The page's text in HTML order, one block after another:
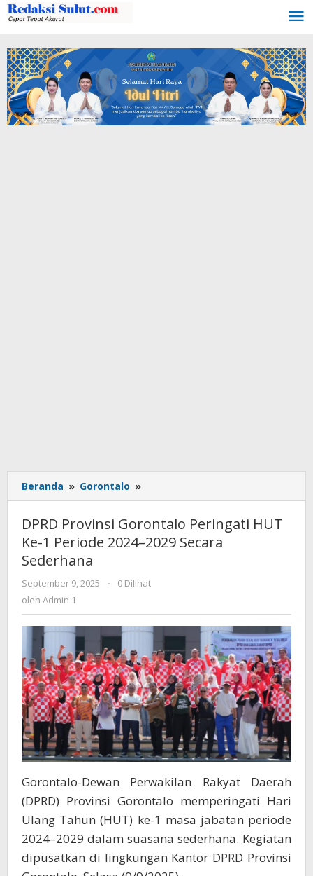
Lewati
ke
konten
Beranda » Gorontalo »
Provinsi
Gorontalo
Peringati
HUT
Periode
2029
Secara
Sederhana
DPRD Provinsi Gorontalo Peringati HUT
Ke-1 Periode 2024–2029 Secara
Sederhana
September 9, 2025
oleh
-
0 Dilihat
oleh Admin 1
Gorontalo-Dewan Perwakilan Rakyat Daerah
(DPRD) Provinsi Gorontalo memperingati Hari
Ulang Tahun (HUT) ke-1 masa jabatan periode
2024–2029 dalam suasana sederhana. Kegiatan
dipusatkan di lingkungan Kantor DPRD Provinsi